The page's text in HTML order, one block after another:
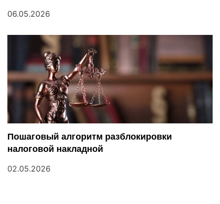
06.05.2026
Пошаговый алгоритм разблокировки
налоговой накладной
02.05.2026